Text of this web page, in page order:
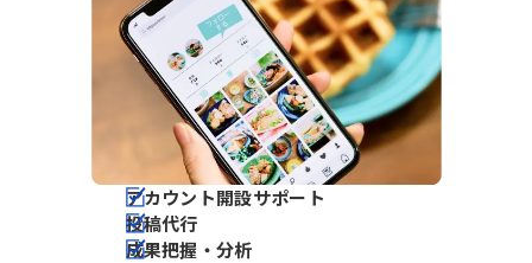
アカウント開設サポート
投稿代行
成果把握・分析